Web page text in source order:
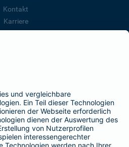
Kontakt
Karriere
der BarmeniaGothaer
SEITEN